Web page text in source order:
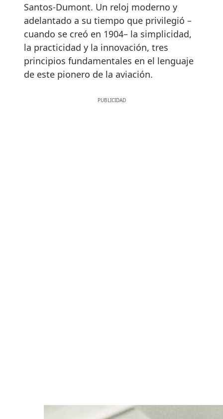
Santos-Dumont. Un reloj moderno y
adelantado a su tiempo que privilegió –
cuando se creó en 1904– la simplicidad,
la practicidad y la innovación, tres
principios fundamentales en el lenguaje
de este pionero de la aviación.